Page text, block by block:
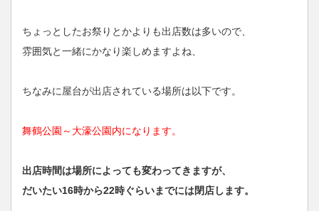
ちょっとしたお祭りとかよりも出店数は多いので、
雰囲気と一緒にかなり楽しめますよね、
ちなみに屋台が出店されている場所は以下です。
舞鶴公園～大濠公園内になります。
出店時間は場所によっても変わってきますが、
だいたい16時から22時ぐらいまでには閉店します。